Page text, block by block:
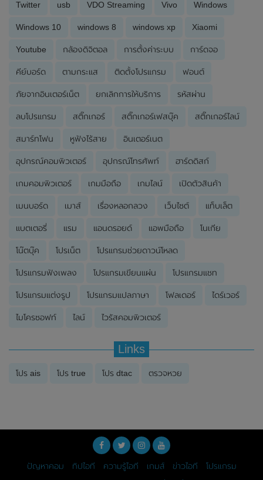
Twitter usb VDO Streaming Vivo Windows
Windows 10 windows 8 windows xp Xiaomi
Youtube กล้องดิจิตอล การตั้งค่าระบบ การ์ดจอ
คีย์บอร์ด ตามกระแส ติดตั้งโปรแกรม ฟอนต์
ภัยจากอินเตอร์เน็ต ยกเลิกการให้บริการ รหัสผ่าน
ลบโปรแกรม สติ๊กเกอร์ สติ๊กเกอร์เฟสบุ๊ค สติ๊กเกอร์ไลน์
สมาร์ทโฟน หูฟังไร้สาย อินเตอร์เนต
อุปกรณ์คอมพิวเตอร์ อุปกรณ์โทรศัพท์ ฮาร์ดดิสก์
เกมคอมพิวเตอร์ เกมมือถือ เกมไลน์ เปิดตัวสินค้า
เมนบอร์ด เมาส์ เรื่องหลอกลวง เว็บไซต์ แท็บเล็ต
แบตเตอรี่ แรม แอนดรอยด์ แอพมือถือ โนเกีย
โน๊ตบุ๊ค โปรเน็ต โปรแกรมช่วยดาวน์โหลด
โปรแกรมฟังเพลง โปรแกรมเขียนแผ่น โปรแกรมแชท
โปรแกรมแต่งรูป โปรแกรมแปลภาษา โฟลเดอร์ ไดร์เวอร์
ไมโครซอฟท์ ไลน์ ไวรัสคอมพิวเตอร์
Links
โปร ais โปร true โปร dtac ตรวจหวย
ปัญหาคอม ทิปไอที ความรู้ไอที เกมส์ ข่าวไอที
โปรแกรม